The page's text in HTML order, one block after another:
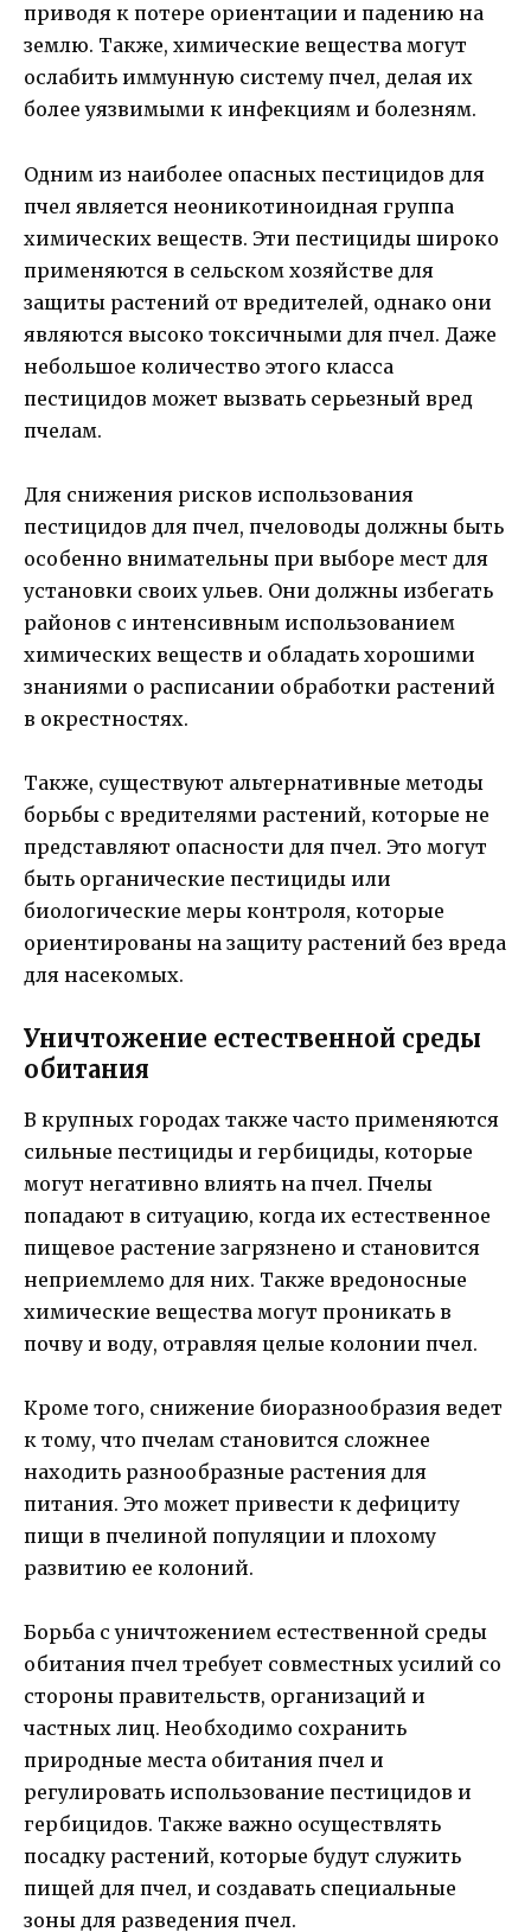
приводя к потере ориентации и падению на
землю. Также, химические вещества могут
ослабить иммунную систему пчел, делая их
более уязвимыми к инфекциям и болезням.
Одним из наиболее опасных пестицидов для
пчел является неоникотиноидная группа
химических веществ. Эти пестициды широко
применяются в сельском хозяйстве для
защиты растений от вредителей, однако они
являются высоко токсичными для пчел. Даже
небольшое количество этого класса
пестицидов может вызвать серьезный вред
пчелам.
Для снижения рисков использования
пестицидов для пчел, пчеловоды должны быть
особенно внимательны при выборе мест для
установки своих ульев. Они должны избегать
районов с интенсивным использованием
химических веществ и обладать хорошими
знаниями о расписании обработки растений
в окрестностях.
Также, существуют альтернативные методы
борьбы с вредителями растений, которые не
представляют опасности для пчел. Это могут
быть органические пестициды или
биологические меры контроля, которые
ориентированы на защиту растений без вреда
для насекомых.
Уничтожение естественной среды
обитания
В крупных городах также часто применяются
сильные пестициды и гербициды, которые
могут негативно влиять на пчел. Пчелы
попадают в ситуацию, когда их естественное
пищевое растение загрязнено и становится
неприемлемо для них. Также вредоносные
химические вещества могут проникать в
почву и воду, отравляя целые колонии пчел.
Кроме того, снижение биоразнообразия ведет
к тому, что пчелам становится сложнее
находить разнообразные растения для
питания. Это может привести к дефициту
пищи в пчелиной популяции и плохому
развитию ее колоний.
Борьба с уничтожением естественной среды
обитания пчел требует совместных усилий со
стороны правительств, организаций и
частных лиц. Необходимо сохранить
природные места обитания пчел и
регулировать использование пестицидов и
гербицидов. Также важно осуществлять
посадку растений, которые будут служить
пищей для пчел, и создавать специальные
зоны для разведения пчел.